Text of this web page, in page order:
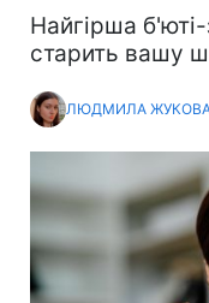
Найгірша
старить вашу
ЛЮДМИЛА